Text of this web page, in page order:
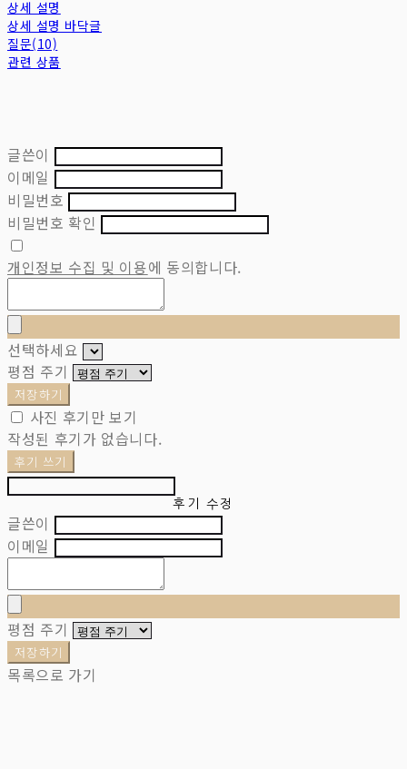
상세 설명
상세 설명 바닥글
질문(10)
관련 상품
글쓴이
이메일
비밀번호
비밀번호 확인
개인정보 수집 및 이용에 동의합니다.
선택하세요
평점 주기
저장하기
사진 후기만 보기
작성된 후기가 없습니다.
후기 쓰기
후기 수정
글쓴이
이메일
평점 주기
저장하기
목록으로 가기